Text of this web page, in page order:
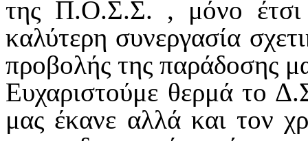
της Π.Ο.Σ.Σ. , μόνο έτσι
καλύτερη συνεργασία
προβολής της παράδοσης
Ευχαριστούμε θερμά το
μας έκανε αλλά και τον